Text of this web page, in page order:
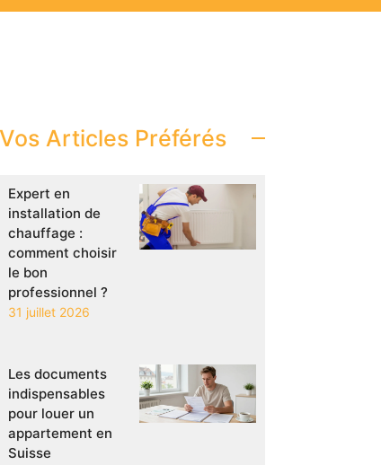
Vos Articles Préférés
Expert en
installation de
chauffage :
comment choisir
le bon
professionnel ?
31 juillet 2026
Les documents
indispensables
pour louer un
appartement en
Suisse